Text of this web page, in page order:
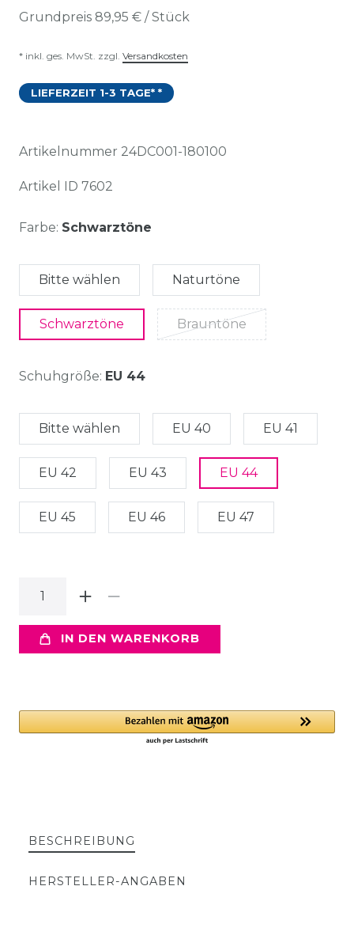
Grundpreis 89,95 € / Stück
* inkl. ges. MwSt. zzgl. Versandkosten
LIEFERZEIT 1-3 TAGE* *
Artikelnummer 24DC001-180100
Artikel ID 7602
Farbe: Schwarztöne
Bitte wählen Naturtöne
Schwarztöne Brauntöne
Schuhgröße: EU 44
Bitte wählen EU 40 EU 41
EU 42 EU 43 EU 44
EU 45 EU 46 EU 47
IN DEN WARENKORB
BESCHREIBUNG
HERSTELLER-ANGABEN